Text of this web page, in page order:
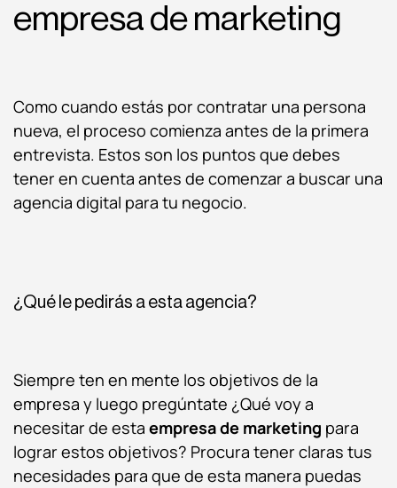
empresa de marketing
Como cuando estás por contratar una persona
nueva, el proceso comienza antes de la primera
entrevista. Estos son los puntos que debes
tener en cuenta antes de comenzar a buscar una
agencia digital para tu negocio.
¿Qué le pedirás a esta agencia?
Siempre ten en mente los objetivos de la
empresa y luego pregúntate ¿Qué voy a
necesitar de esta empresa de marketing para
lograr estos objetivos? Procura tener claras tus
necesidades para que de esta manera puedas